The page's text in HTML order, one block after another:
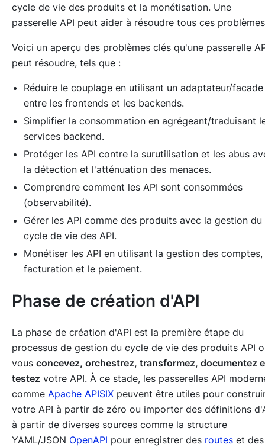
cycle de vie des produits et la monétisation. Une
passerelle API peut aider à résoudre tous ces
Voici un aperçu des problèmes clés qu'une passerelle
peut résoudre, tels que :
Réduire le couplage en utilisant un adaptateur/facade
entre les frontends et les backends.
Simplifier la consommation en agrégeant/traduisant
services backend.
Protéger les API contre la surutilisation et les abus
la détection et l'atténuation des menaces.
Comprendre comment les API sont consommées
(observabilité).
Gérer les API comme des produits avec la gestion du
cycle de vie des API.
Monétiser les API en utilisant la gestion des comptes,
facturation et le paiement.
Phase de création d'API
La phase de création d'API est la première étape du
processus de gestion du cycle de vie des produits API
vous concevez, orchestrez, transformez, documentez
testez votre API. À ce stade, les passerelles API
comme Apache APISIX peuvent être utiles pour
votre API à partir de zéro ou importer des définitions
à partir de diverses sources comme la structure
YAML/JSON OpenAPI pour enregistrer des routes et des